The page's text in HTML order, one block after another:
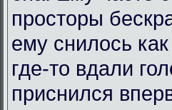
просторы
ему снилось
где-то вдали
приснился